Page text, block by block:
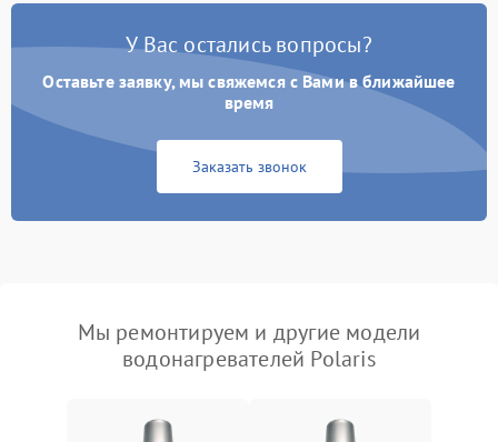
У Вас остались вопросы?
Оставьте заявку, мы свяжемся с Вами в ближайшее
время
Заказать звонок
Мы ремонтируем и другие модели
водонагревателей Polaris